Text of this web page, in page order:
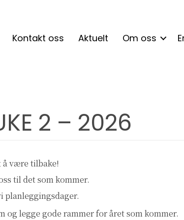
Kontakt oss Aktuelt Om oss
2 – 2026
å være tilbake!
til det som kommer.
planleggingsdager.
og legge gode rammer for året som kommer.